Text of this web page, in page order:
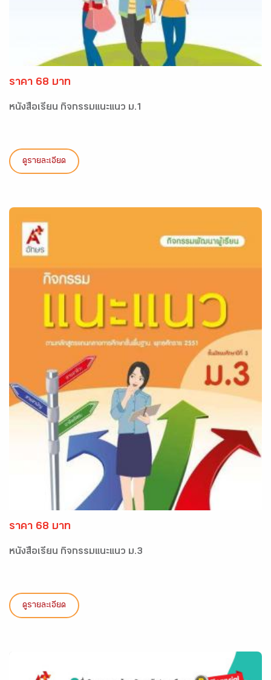
ราคา 68 บาท
หนังสือเรียน กิจกรรมแนะแนว ม.1
ดูรายละเอียด
ราคา 68 บาท
หนังสือเรียน กิจกรรมแนะแนว ม.3
ดูรายละเอียด